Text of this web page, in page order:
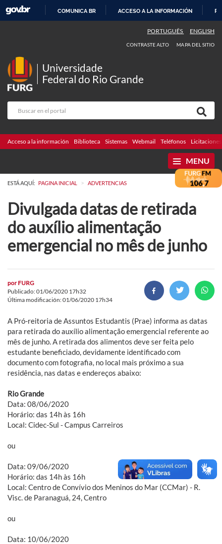
CONTENIDO
COMUNICA BR ACCESO A LA INFORMACIÓN
PORTUGUÊS ENGLISH
CONTRASTE ALTO MAPA DEL SITIO
Universidade
Federal do Rio Grande
Acceso a la información Biblioteca Sistemas Webmail Teléfonos Licitaciones
MENU
ESTÁ AQUÍ: PAGINA INICIAL > ADVERTENCIAS
Divulgada datas de retirada
do auxílio alimentação
emergencial no mês de junho
por FURG
Publicado: 01/06/2020 17h32
Última modificación: 01/06/2020 17h34
A Pró-reitoria de Assuntos Estudantis (Prae) informa as datas
para retirada do auxílio alimentação emergencial referente ao
mês de junho. A retirada dos alimentos deve ser feita pelo
estudante beneficiado, devidamente identificado com
documento com fotografia, no local mais próximo a sua
residência, nas datas e endereços abaixo:
Rio Grande
Data: 08/06/2020
Horário: das 14h às 16h
Local: Cidec-Sul - Campus Carreiros
ou
Data: 09/06/2020
Horário: das 14h às 16h
Local: Centro de Convívio dos Meninos do Mar (CCMar) - R.
Visc. de Paranaguá, 24, Centro
ou
Data: 10/06/2020